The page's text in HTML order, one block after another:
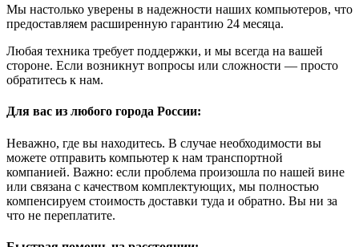
Мы настолько уверены в надежности наших компьютеров, что
предоставляем расширенную гарантию 24 месяца.
Любая техника требует поддержки, и мы всегда на вашей
стороне. Если возникнут вопросы или сложности — просто
обратитесь к нам.
Для вас из любого города России:
Неважно, где вы находитесь. В случае необходимости вы
можете отправить компьютер к нам транспортной
компанией. Важно: если проблема произошла по нашей вине
или связана с качеством комплектующих, мы полностью
компенсируем стоимость доставки туда и обратно. Вы ни за
что не переплатите.